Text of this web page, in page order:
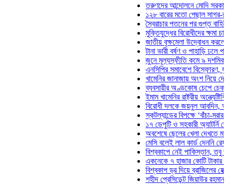
তরুণদের আন্দোলনে মোদি সরকার
১২৮ বারের মতো পেছাল সাগর-রুনি
স্বৈরাচার পতনের পর গুপ্ত বাহিনীর
মুক্তিযুদ্ধের বিরোধীদের ক্ষমা চাইতে
জাতীয় বৃক্ষমেলা উদ্বোধন করলেন
টানা ভারী বর্ষণ ও পাহাড়ি ঢলে
জুনে মূল্যস্ফীতি কমে ৯ দশমিক ১৬
এনসিপির সমাবেশে বিস্ফোরণ,
খামেনির জানাজায় অংশ নিয়ে দেশে
ব্যবসায়ীর অণ্ডকোষ চেপে চেক-
ইমাম খামেনির রাষ্ট্রীয়
বিরোধী দলকে জয়নুল আবদিন,
স্কটল্যান্ডের বিপক্ষে ‘বাঁচা-মরার
১৭ ডেপুটি ও সহকারী অ্যাটর্নি
অবশেষে ছেলের খেলা দেখতে মাঠে
মেসি বলেই লাল কার্ড দেননি রেফারি!
বিশ্বকাপে নেই পাকিস্তান, তবু
একনেকে ৭ হাজার কোটি টাকার ৫
বিশ্বকাপ ড্র দিয়ে ব্রাজিলের হেক্সা
শহীদ প্রেসিডেন্ট জিয়াউর রহমান